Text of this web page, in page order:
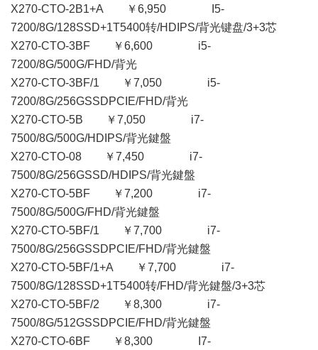
X270-CTO-2B1+A ￥6,950 I5-
7200/8G/128SSD+1T5400转/HDIPS/背光键盘/3+3芯
X270-CTO-3BF ￥6,600 i5-
7200/8G/500G/FHD/背光
X270-CTO-3BF/1 ￥7,050 i5-
7200/8G/256GSSDPCIE/FHD/背光
X270-CTO-5B ￥7,050 i7-
7500/8G/500G/HDIPS/背光鍵盤
X270-CTO-08 ￥7,450 i7-
7500/8G/256GSSD/HDIPS/背光鍵盤
X270-CTO-5BF ￥7,200 i7-
7500/8G/500G/FHD/背光鍵盤
X270-CTO-5BF/1 ￥7,700 i7-
7500/8G/256GSSDPCIE/FHD/背光鍵盤
X270-CTO-5BF/1+A ￥7,700 i7-
7500/8G/128SSD+1T5400转/FHD/背光鍵盤/3+3芯
X270-CTO-5BF/2 ￥8,300 i7-
7500/8G/512GSSDPCIE/FHD/背光鍵盤
X270-CTO-6BF ￥8,300 I7-